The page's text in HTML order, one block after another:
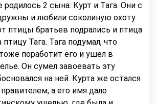
родилось 2 сына: Курт и Тага. Они с
и любили соколиную охоту.
птицы братьев подрались и птица
птицу Тага. Тага подумал, что
поработит его и ушел в
Он сумел завоевать эту
на ней. Курта же остался
а его имя дало